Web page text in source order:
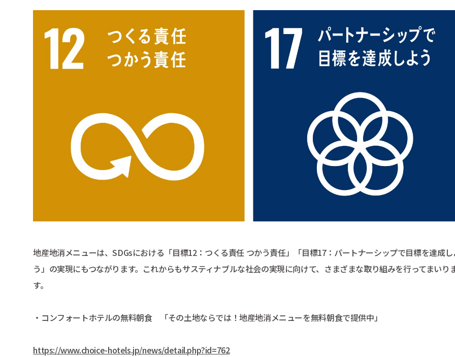
地産地消メニューは、SDGsにおける「目標12：つくる責任 つかう責任」「目標17：パートナーシップで目標を達成
う」の実現にもつながります。これからもサスティナブルな社会の実現に向けて、さまざまな取り組みを行ってまいり
す。
・コンフォートホテルの無料朝食 「その土地ならでは！地産地消メニューを無料朝食で提供中」
https://www.choice-hotels.jp/news/detail.php?id=762